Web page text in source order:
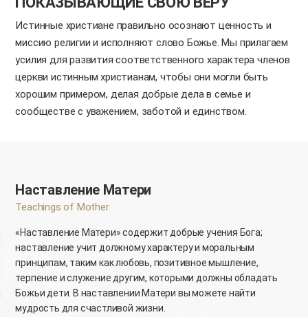
Истинные христиане правильно осознают ценность и
миссию религии и исполняют слово Божье. Мы прилагаем
усилия для развития соответственного характера членов
церкви истинным христианам, чтобы они могли быть
хорошим примером, делая добрые дела в семье и
сообществе с уважением, заботой и единством.
Наставление Матери
Teachings of Mother
«Наставление Матери» содержит добрые учения Бога;
наставление учит должному характеру и моральным
принципам, таким как любовь, позитивное мышление,
терпение и служение другим, которыми должны обладать
Божьи дети. В наставлении Матери вы можете найти
мудрость для счастливой жизни.